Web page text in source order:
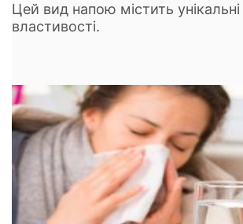
Цей вид напою містить унікальні
властивості.